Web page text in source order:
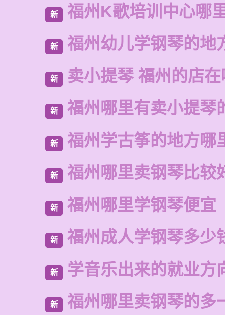
新 福州K歌培训中心哪
新 福州幼儿学钢琴的地
新 卖小提琴 福州的店
新 福州哪里有卖小提琴
新 福州学古筝的地方哪
新 福州哪里卖钢琴比较
新 福州哪里学钢琴便宜
新 福州成人学钢琴多少
新 学音乐出来的就业方
新 福州哪里卖钢琴的多